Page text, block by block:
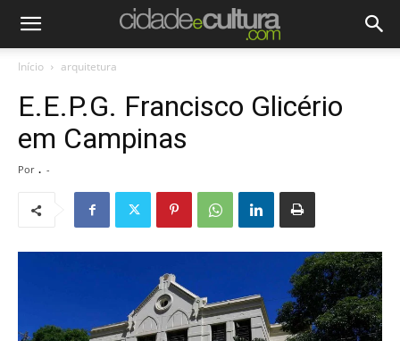
Início arquitetura
E.E.P.G. Francisco Glicério
em Campinas
Por . -